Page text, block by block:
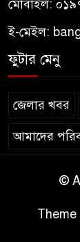
মোবাইল:
ই-মেইল:
ফুটার মেনু
জেলার খবর
আমাদের
©